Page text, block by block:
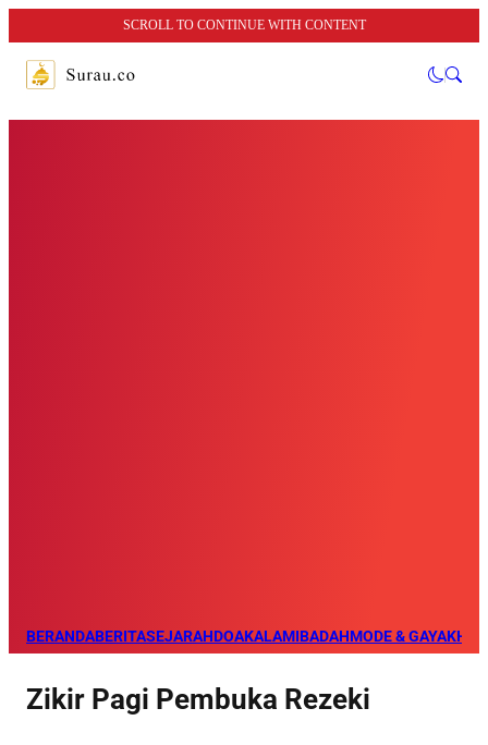
SCROLL TO CONTINUE WITH CONTENT
BERANDABERITASEJARAHDOAKALAMIBADAHMODE & GAYA
Zikir Pagi Pembuka Rezeki